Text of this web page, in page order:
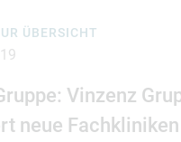
ÜBERSICHT
Vinzenz
neue Fachkliniken